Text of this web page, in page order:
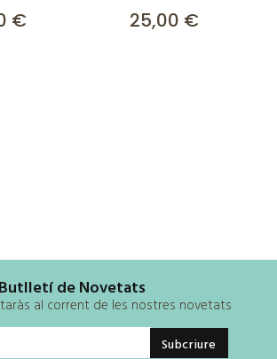
€ 25,00 €
Butlletí de Novetats
al corrent de les nostres novetats